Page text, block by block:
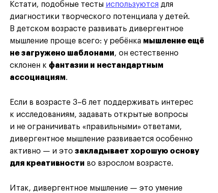
Кстати, подобные тесты используются для
диагностики творческого потенциала у детей.
В детском возрасте развивать дивергентное
мышление проще всего: у ребёнка мышление ещё
не загружено шаблонами, он естественно
склонен к фантазии и нестандартным
ассоциациям.
Если в возрасте 3–6 лет поддерживать интерес
к исследованиям, задавать открытые вопросы
и не ограничивать «правильными» ответами,
дивергентное мышление развивается особенно
активно — и это закладывает хорошую основу
для креативности во взрослом возрасте.
Итак, дивергентное мышление — это умение